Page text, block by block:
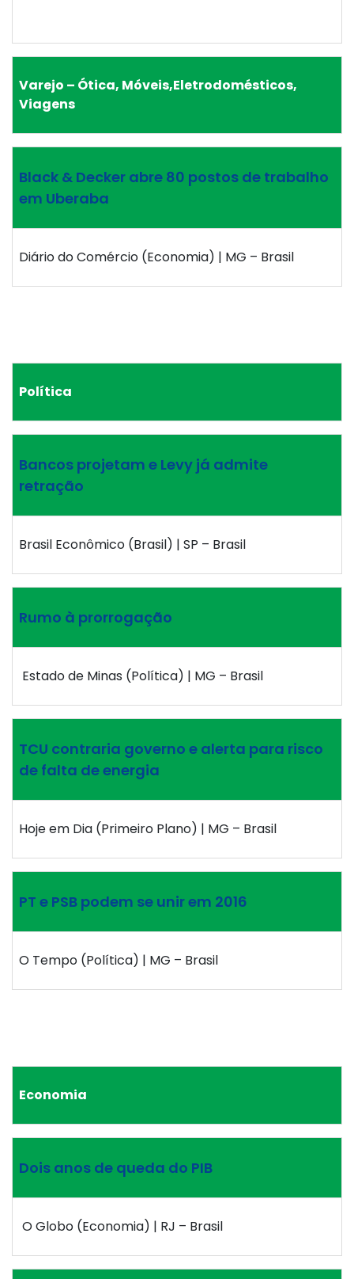
Varejo – Ótica, Móveis,Eletrodomésticos,
Viagens
Black & Decker abre 80 postos de trabalho
em Uberaba
Diário do Comércio (Economia) | MG – Brasil
Política
Bancos projetam e Levy já admite
retração
Brasil Econômico (Brasil) | SP – Brasil
Rumo à prorrogação
Estado de Minas (Política) | MG – Brasil
TCU contraria governo e alerta para risco
de falta de energia
Hoje em Dia (Primeiro Plano) | MG – Brasil
PT e PSB podem se unir em 2016
O Tempo (Política) | MG – Brasil
Economia
Dois anos de queda do PIB
O Globo (Economia) | RJ – Brasil